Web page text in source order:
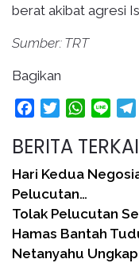
berat akibat agresi
Sumber: TRT
Bagikan
FacebookTwitter Line
BERITA
Hari Kedua
Pelucutan…
Tolak Pelucutan
Hamas Bantah
Netanyahu